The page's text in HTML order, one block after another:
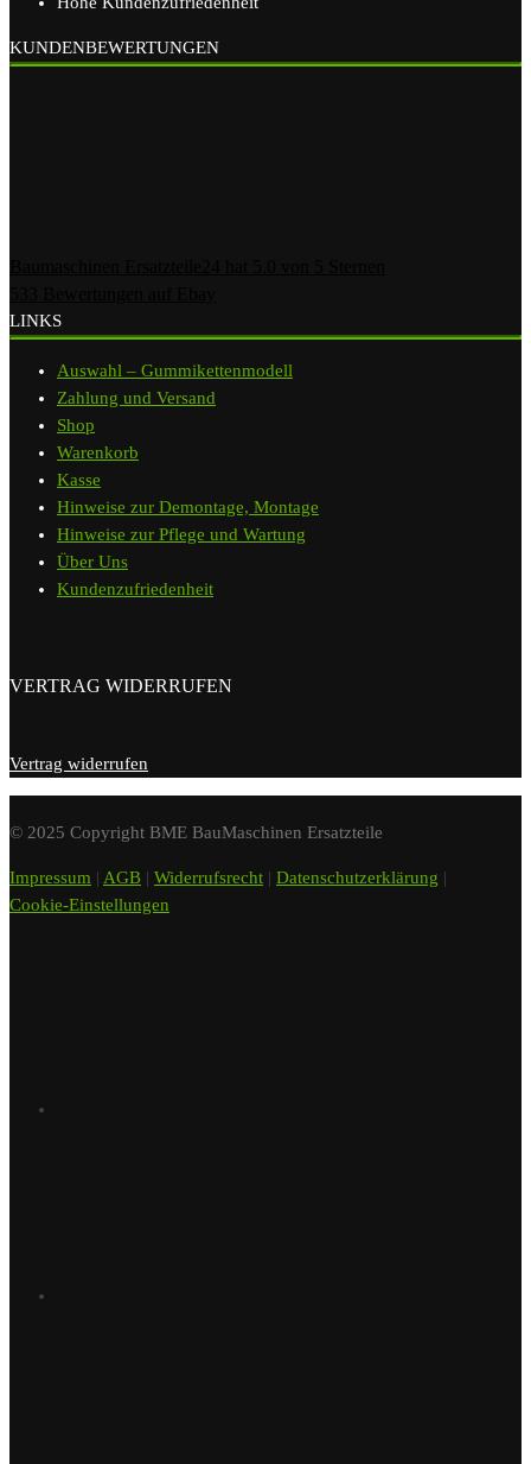
KUNDENBEWERTUNGEN
LINKS
Auswahl – Gummikettenmodell
Zahlung und Versand
Shop
Warenkorb
Kasse
Hinweise zur Demontage, Montage
Hinweise zur Pflege und Wartung
Über Uns
Kundenzufriedenheit
VERTRAG WIDERRUFEN
Vertrag widerrufen
© 2025 Copyright BME BauMaschinen Ersatzteile
Impressum | AGB | Widerrufsrecht | Datenschutzerklärung |
Cookie-Einstellungen